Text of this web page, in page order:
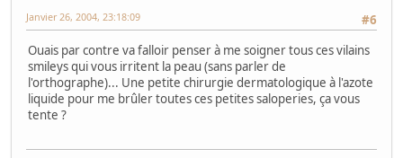
#6
Janvier 26, 2004, 23:18:09
Ouais par contre va falloir penser à me soigner tous ces vilains
smileys qui vous irritent la peau (sans parler de
l'orthographe)... Une petite chirurgie dermatologique à l'azote
liquide pour me brûler toutes ces petites saloperies, ça vous
tente ?